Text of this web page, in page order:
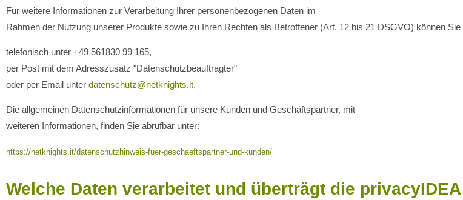
Für weitere Informationen zur Verarbeitung Ihrer personenbezogenen Daten im
Rahmen der Nutzung unserer Produkte sowie zu Ihren Rechten als Betroffener (Art. 12 bis 21 DSGVO) können
telefonisch unter +49 561830 99 165,
per Post mit dem Adresszusatz "Datenschutzbeauftragter"
oder per Email unter datenschutz@netknights.it.
Die allgemeinen Datenschutzinformationen für unsere Kunden und Geschäftspartner, mit
weiteren Informationen, finden Sie abrufbar unter:
https://netknights.it/datenschutzhinweis-fuer-geschaeftspartner-und-kunden/
Welche Daten verarbeitet und überträgt die